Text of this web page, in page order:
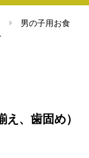
男の子用お食
、歯固め）